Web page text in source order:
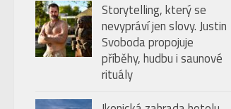
snížíte
úroveň
hlasitosti.
Storytelling, který se
nevypráví jen slovy. Justin
Svoboda propojuje
příběhy, hudbu i saunové
rituály